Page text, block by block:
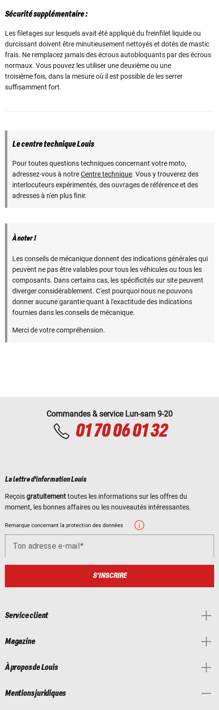
Sécurité supplémentaire :
Les filetages sur lesquels avait été appliqué du freinfilet liquide ou
durcissant doivent être minutieusement nettoyés et dotés de mastic
frais. Ne remplacez jamais des écrous autobloquants par des écrous
normaux. Vous pouvez les utiliser une deuxième ou une
troisième fois, dans la mesure où il est possible de les serrer
suffisamment fort.
Le centre technique Louis
Pour toutes questions techniques concernant votre moto,
adressez-vous à notreCentre technique. Vous y trouverez des
interlocuteurs expérimentés, des ouvrages de référence et des
adresses à n'en plus finir.
À noter !
Les conseils de mécanique donnent des indications générales qui
peuvent ne pas être valables pour tous les véhicules ou tous les
composants. Dans certains cas, les spécificités sur site peuvent
diverger considérablement. C'est pourquoi nous ne pouvons
donner aucune garantie quant à l'exactitude des indications
fournies dans les conseils de mécanique.
Merci de votre compréhension.
Commandes & service Lun-sam 9-20
01 70 06 01 32
La lettre d'information Louis
Reçoisgratuitementtoutes les informations sur les offres du
moment, les bonnes affaires ou les nouveautés intéressantes.
Remarque concernant la protection des données
Ton adresse e-mail
S'INSCRIRE
Service client
Magazine
À propos de Louis
Mentions juridiques